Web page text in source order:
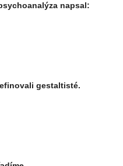
napsal:
gestaltisté.